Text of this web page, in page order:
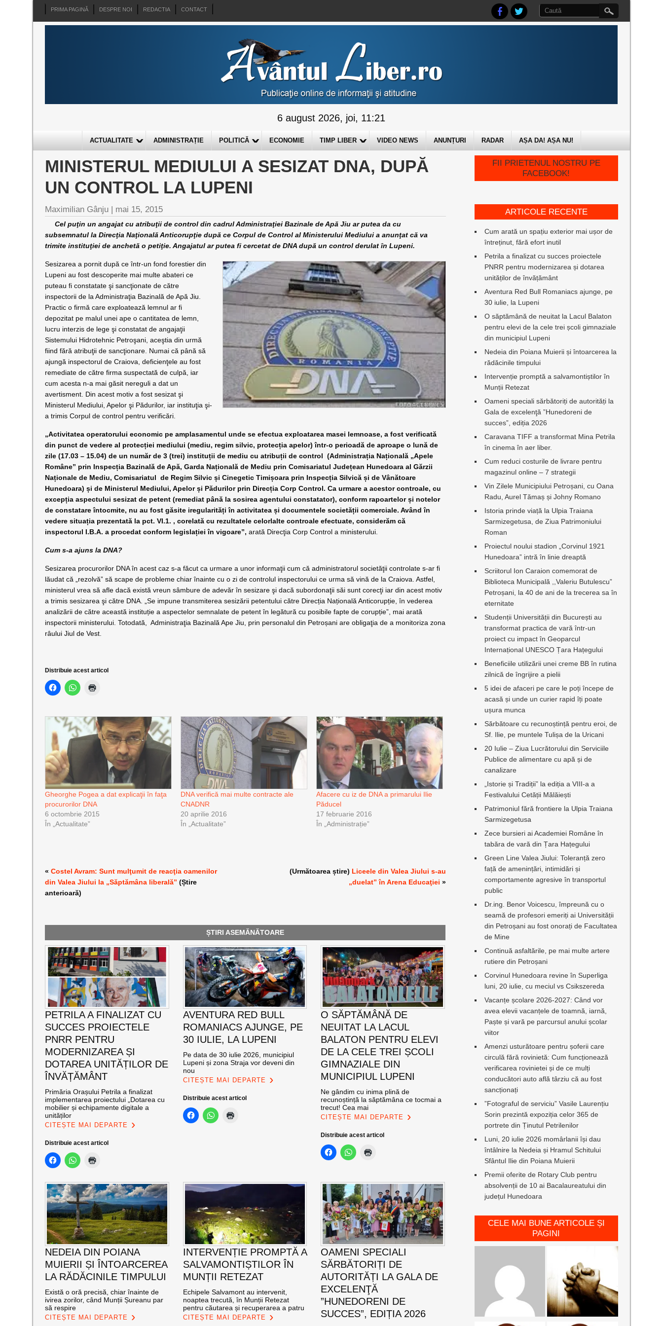
PRIMA PAGINĂ DESPRE NOI REDACTIA CONTACT
6 august 2026, joi, 11:21
ACTUALITATE ADMINISTRAȚIE POLITICĂ ECONOMIE TIMP LIBER VIDEO NEWS ANUNȚURI RADAR AȘA DA! AȘA NU!
MINISTERUL MEDIULUI A SESIZAT DNA, DUPĂ
UN CONTROL LA LUPENI
Maximilian Gânju | mai 15, 2015
Cel puţin un angajat cu atribuţii de control din cadrul Administraţiei Bazinale de Apă Jiu ar putea da cu
subsemnatul la Direcţia Naţională Anticorupţie după ce Corpul de Control al Ministerului Mediului a anunţat că va
trimite instituţiei de anchetă o petiţie. Angajatul ar putea fi cercetat de DNA după un control derulat în Lupeni.
Sesizarea a pornit după ce într-un fond forestier din
Lupeni au fost descoperite mai multe abateri ce
puteau fi constatate şi sancţionate de către
inspectorii de la Administraţia Bazinală de Apă Jiu.
Practic o firmă care exploatează lemnul ar fi
depozitat pe malul unei ape o cantitatea de lemn,
lucru interzis de lege şi constatat de angajaţii
Sistemului Hidrotehnic Petroşani, aceştia din urmă
fiind fără atribuţii de sancţionare. Numai că până să
ajungă inspectorul de Craiova, deficienţele au fost
remediate de către firma suspectată de culpă, iar
cum acesta n-a mai găsit nereguli a dat un
avertisment. Din acest motiv a fost sesizat şi
Ministerul Mediului, Apelor şi Pădurilor, iar instituţia şi-
a trimis Corpul de control pentru verificări.
„Activitatea operatorului economic pe amplasamentul unde se efectua exploatarea masei lemnoase, a fost verificată
din punct de vedere al protecției mediului (mediu, regim silvic, protecția apelor) într-o perioadă de aproape o lună de
zile (17.03 – 15.04) de un număr de 3 (trei) instituții de mediu cu atribuții de control (Administrația Națională „Apele
Române” prin Inspecția Bazinală de Apă, Garda Națională de Mediu prin Comisariatul Județean Hunedoara al Gărzii
Naționale de Mediu, Comisariatul de Regim Silvic și Cinegetic Timișoara prin Inspecția Silvică și de Vânătoare
Hunedoara) și de Ministerul Mediului, Apelor și Pădurilor prin Direcția Corp Control. Ca urmare a acestor controale, cu
excepția aspectului sesizat de petent (remediat până la sosirea agentului constatator), conform rapoartelor și notelor
de constatare întocmite, nu au fost găsite iregularități în activitatea și documentele societății comerciale. Având în
vedere situația prezentată la pct. VI.1. , corelată cu rezultatele celorlalte controale efectuate, considerăm că
inspectorul I.B.A. a procedat conform legislației în vigoare”, arată Direcţia Corp Control a ministerului.
Cum s-a ajuns la DNA?
Sesizarea procurorilor DNA în acest caz s-a făcut ca urmare a unor informaţii cum că administratorul societăţii controlate s-ar fi
lăudat că „rezolvă” să scape de probleme chiar înainte cu o zi de controlul inspectorului ce urma să vină de la Craiova. Astfel,
ministerul vrea să afle dacă există vreun sâmbure de adevăr în sesizare şi dacă subordonaţii săi sunt corecţi iar din acest motiv
a trimis sesizarea şi către DNA. „Se impune transmiterea sesizării petentului către Direcția Națională Anticorupție, în vederea
analizării de către această instituție a aspectelor semnalate de petent în legătură cu posibile fapte de corupție”, mai arată
inspectorii ministerului. Totodată, Administraţia Bazinală Ape Jiu, prin personalul din Petroșani are obligaţia de a monitoriza zona
râului Jiul de Vest.
Distribuie acest articol
Gheorghe Pogea a dat explicaţii în faţa
procurorilor DNA
6 octombrie 2015
În „Actualitate”
DNA verifică mai multe contracte ale
CNADNR
20 aprilie 2016
În „Actualitate”
Afacere cu iz de DNA a primarului Ilie
Păducel
17 februarie 2016
În „Administrație”
«Costel Avram: Sunt mulţumit de reacţia oamenilor
din Valea Jiului la „Săptămâna liberală” (Știre
anterioară)
(Următoarea știre) Liceele din Valea Jiului s-au
„duelat” în Arena Educaţiei »
ȘTIRI ASEMĂNĂTOARE
PETRILA A FINALIZAT CU
SUCCES PROIECTELE
PNRR PENTRU
MODERNIZAREA ȘI
DOTAREA UNITĂȚILOR DE
ÎNVĂȚĂMÂNT
Primăria Orașului Petrila a finalizat
implementarea proiectului „Dotarea cu
mobilier și echipamente digitale a
unităților
CITEȘTE MAI DEPARTE
Distribuie acest articol
AVENTURA RED BULL
ROMANIACS AJUNGE, PE
30 IULIE, LA LUPENI
Pe data de 30 iulie 2026, municipiul
Lupeni și zona Straja vor deveni din
nou
CITEȘTE MAI DEPARTE
Distribuie acest articol
O SĂPTĂMÂNĂ DE
NEUITAT LA LACUL
BALATON PENTRU ELEVI
DE LA CELE TREI ȘCOLI
GIMNAZIALE DIN
MUNICIPIUL LUPENI
Ne gândim cu inima plină de
recunoștință la săptămâna ce tocmai a
trecut! Cea mai
CITEȘTE MAI DEPARTE
Distribuie acest articol
NEDEIA DIN POIANA
MUIERII ȘI ÎNTOARCEREA
LA RĂDĂCINILE TIMPULUI
Există o oră precisă, chiar înainte de
ivirea zorilor, când Munții Șureanu par
să respire
CITEȘTE MAI DEPARTE
INTERVENȚIE PROMPTĂ A
SALVAMONTIȘTILOR ÎN
MUNȚII RETEZAT
Echipele Salvamont au intervenit,
noaptea trecută, în Munții Retezat
pentru căutarea și recuperarea a patru
CITEȘTE MAI DEPARTE
OAMENI SPECIALI
SĂRBĂTORIȚI DE
AUTORITĂȚI LA GALA DE
EXCELENŢĂ
”HUNEDORENI DE
SUCCES”, EDIȚIA 2026
FII PRIETENUL NOSTRU PE
FACEBOOK!
ARTICOLE RECENTE
Cum arată un spațiu exterior mai ușor de
întreținut, fără efort inutil
Petrila a finalizat cu succes proiectele
PNRR pentru modernizarea și dotarea
unităților de învățământ
Aventura Red Bull Romaniacs ajunge, pe
30 iulie, la Lupeni
O săptămână de neuitat la Lacul Balaton
pentru elevi de la cele trei școli gimnaziale
din municipiul Lupeni
Nedeia din Poiana Muierii și întoarcerea la
rădăcinile timpului
Intervenție promptă a salvamontiștilor în
Munții Retezat
Oameni speciali sărbătoriți de autorități la
Gala de excelenţă ”Hunedoreni de
succes”, ediția 2026
Caravana TIFF a transformat Mina Petrila
în cinema în aer liber.
Cum reduci costurile de livrare pentru
magazinul online – 7 strategii
Vin Zilele Municipiului Petroșani, cu Oana
Radu, Aurel Tămaș și Johny Romano
Istoria prinde viață la Ulpia Traiana
Sarmizegetusa, de Ziua Patrimoniului
Roman
Proiectul noului stadion „Corvinul 1921
Hunedoara” intră în linie dreaptă
Scriitorul Ion Caraion comemorat de
Biblioteca Municipală ,,Valeriu Butulescu”
Petroșani, la 40 de ani de la trecerea sa în
eternitate
Studenții Universității din București au
transformat practica de vară într-un
proiect cu impact în Geoparcul
Internațional UNESCO Țara Hațegului
Beneficiile utilizării unei creme BB în rutina
zilnică de îngrijire a pielii
5 idei de afaceri pe care le poți începe de
acasă și unde un curier rapid îți poate
ușura munca
Sărbătoare cu recunoștință pentru eroi, de
Sf. Ilie, pe muntele Tulișa de la Uricani
20 Iulie – Ziua Lucrătorului din Serviciile
Publice de alimentare cu apă și de
canalizare
„Istorie și Tradiții” la ediția a VIII-a a
Festivalului Cetății Mălăiești
Patrimoniul fără frontiere la Ulpia Traiana
Sarmizegetusa
Zece bursieri ai Academiei Române în
tabăra de vară din Țara Hațegului
Green Line Valea Jiului: Toleranță zero
față de amenințări, intimidări și
comportamente agresive în transportul
public
Dr.ing. Benor Voicescu, împreună cu o
seamă de profesori emeriți ai Universității
din Petroșani au fost onorați de Facultatea
de Mine
Continuă asfaltările, pe mai multe artere
rutiere din Petroșani
Corvinul Hunedoara revine în Superliga
luni, 20 iulie, cu meciul vs Csikszereda
Vacanțe școlare 2026-2027: Când vor
avea elevii vacanțele de toamnă, iarnă,
Paște și vară pe parcursul anului școlar
viitor
Amenzi usturătoare pentru șoferii care
circulă fără rovinietă: Cum funcționează
verificarea rovinietei și de ce mulți
conducători auto află târziu că au fost
sancționați
”Fotograful de serviciu” Vasile Laurențiu
Sorin prezintă expoziția celor 365 de
portrete din Ținutul Petrilenilor
Luni, 20 iulie 2026 momârlanii își dau
întâlnire la Nedeia și Hramul Schitului
Sfântul Ilie din Poiana Muierii
Premii oferite de Rotary Club pentru
absolvenții de 10 ai Bacalaureatului din
județul Hunedoara
CELE MAI BUNE ARTICOLE ȘI
PAGINI